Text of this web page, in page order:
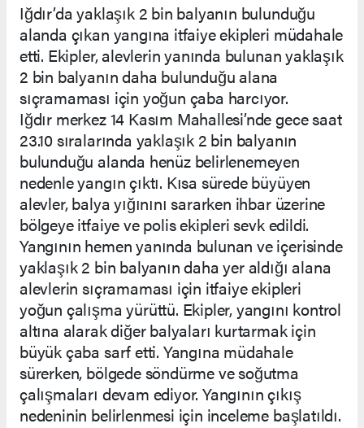
Iğdır’da yaklaşık 2 bin balyanın bulunduğu
alanda çıkan yangına itfaiye ekipleri müdahale
etti. Ekipler, alevlerin yanında bulunan yaklaşık
2 bin balyanın daha bulunduğu alana
sıçramaması için yoğun çaba harcıyor.
Iğdır merkez 14 Kasım Mahallesi’nde gece saat
23.10 sıralarında yaklaşık 2 bin balyanın
bulunduğu alanda henüz belirlenemeyen
nedenle yangın çıktı. Kısa sürede büyüyen
alevler, balya yığınını sararken ihbar üzerine
bölgeye itfaiye ve polis ekipleri sevk edildi.
Yangının hemen yanında bulunan ve içerisinde
yaklaşık 2 bin balyanın daha yer aldığı alana
alevlerin sıçramaması için itfaiye ekipleri
yoğun çalışma yürüttü. Ekipler, yangını kontrol
altına alarak diğer balyaları kurtarmak için
büyük çaba sarf etti. Yangına müdahale
sürerken, bölgede söndürme ve soğutma
çalışmaları devam ediyor. Yangının çıkış
nedeninin belirlenmesi için inceleme başlatıldı.